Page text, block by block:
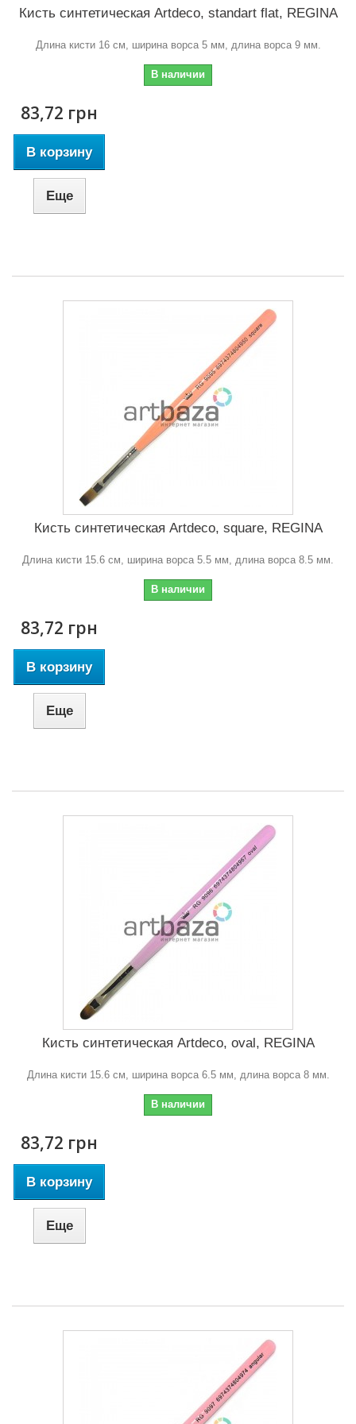
Кисть синтетическая Artdeco, standart flat, REGINA
Длина кисти 16 см, ширина ворса 5 мм, длина ворса 9 мм.
В наличии
83,72 грн
В корзину
Еще
Кисть синтетическая Artdeco, square, REGINA
Длина кисти 15.6 см, ширина ворса 5.5 мм, длина ворса 8.5 мм.
В наличии
83,72 грн
В корзину
Еще
Кисть синтетическая Artdeco, oval, REGINA
Длина кисти 15.6 см, ширина ворса 6.5 мм, длина ворса 8 мм.
В наличии
83,72 грн
В корзину
Еще